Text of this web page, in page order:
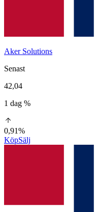
Aker Solutions
Senast
42,04
1 dag %
0,91%
KöpSälj